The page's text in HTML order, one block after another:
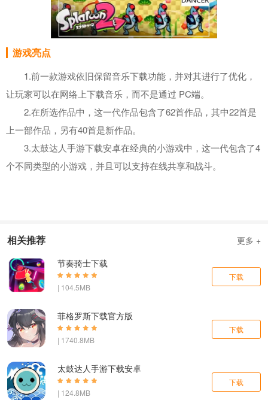
游戏亮点
1.前一款游戏依旧保留音乐下载功能，并对其进行了优化，
让玩家可以在网络上下载音乐，而不是通过 PC端。
2.在所选作品中，这一代作品包含了62首作品，其中22首是
上一部作品，另有40首是新作品。
3.太鼓达人手游下载安卓在经典的小游戏中，这一代包含了4
个不同类型的小游戏，并且可以支持在线共享和战斗。
相关推荐
更多 +
节奏骑士下载
| 104.5MB
下载
菲格罗斯下载官方版
| 1740.8MB
下载
太鼓达人手游下载安卓
| 124.8MB
下载